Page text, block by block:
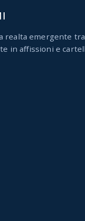
realta emergente
in affissioni e